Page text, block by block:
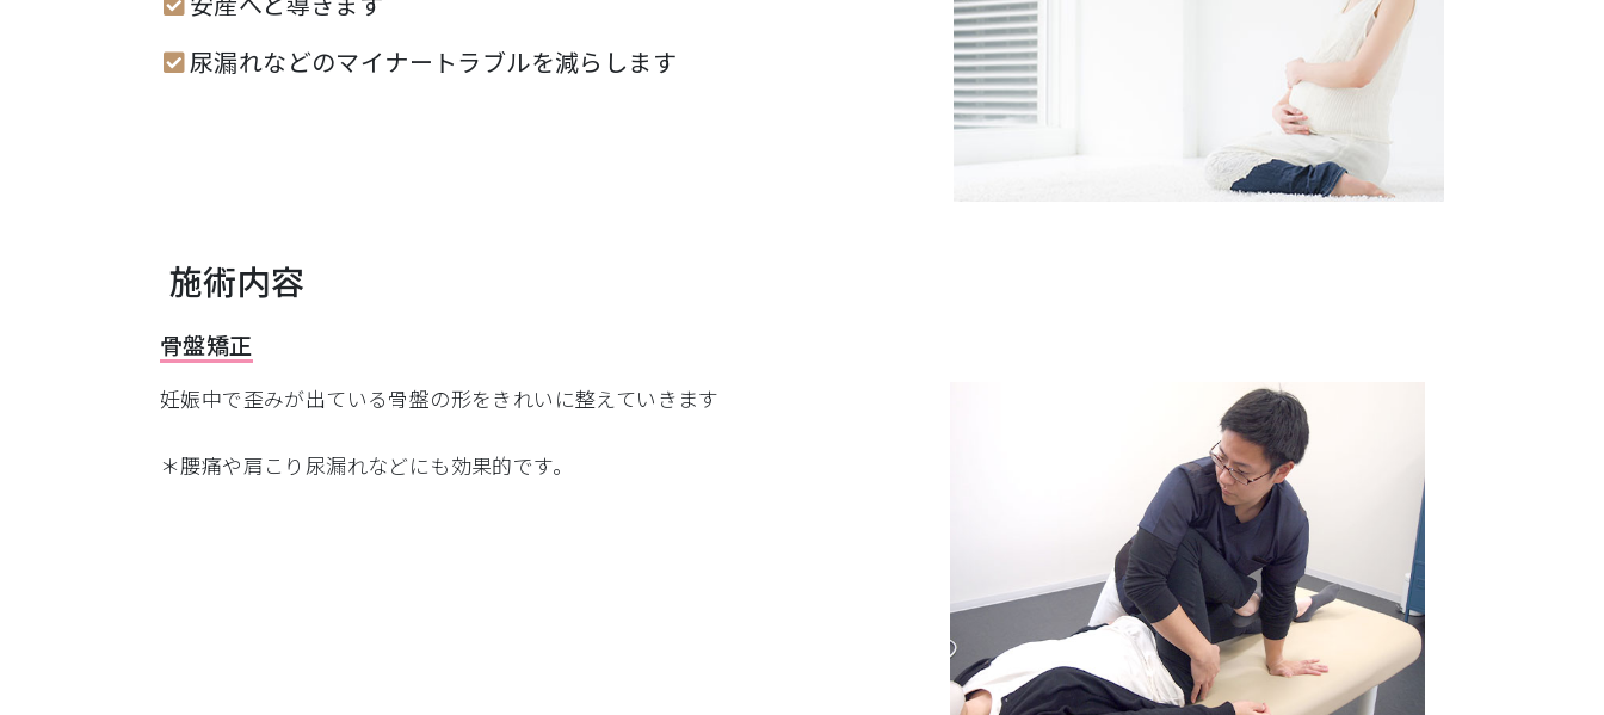
尿漏れなどのマイナートラブルを減らします
施術内容
骨盤矯正
妊娠中で歪みが出ている骨盤の形をきれいに整えていきます
＊腰痛や肩こり尿漏れなどにも効果的です。